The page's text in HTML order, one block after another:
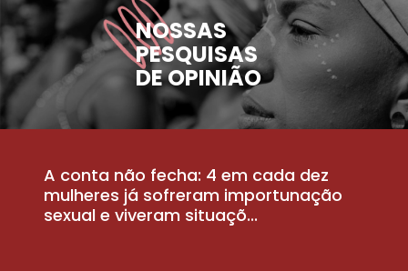
NOSSAS
PESQUISAS
DE OPINIÃO
A conta não fecha: 4 em cada dez
mulheres já sofreram importunação
sexual e viveram situaçõ...